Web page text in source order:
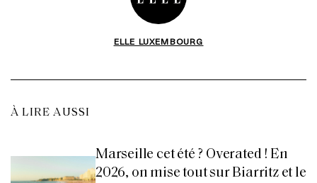
ELLE LUXEMBOURG
À LIRE AUSSI
Marseille cet été ? Overated ! En
2026, on mise tout sur Biarritz et le